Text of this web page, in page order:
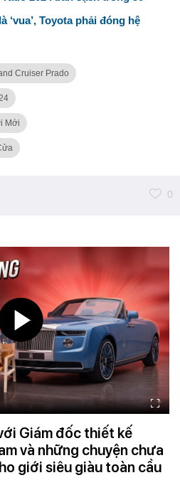
Toyota phải đóng hệ
Cruiser Prado
Mới
0
Giám đốc thiết kế
và những chuyện chưa
giới siêu giàu toàn cầu